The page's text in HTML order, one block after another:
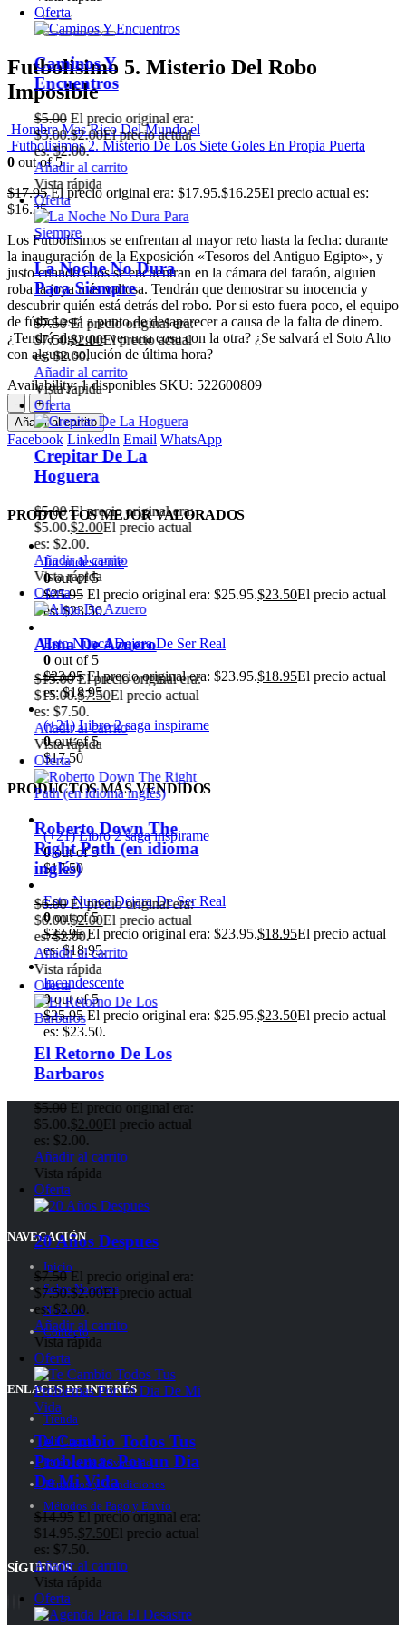
Futbolisimo 5. Misterio Del Robo
Imposible
Hombre Mas Rico Del Mundo,el
Futbolisimos 2. Misterio De Los Siete Goles En Propia Puerta
0 out of 5
$17.95 El precio original era: $17.95.$16.25El precio actual es:
$16.25.
Los Futbolísimos se enfrentan al mayor reto hasta la fecha: durante
la inauguración de la Exposición «Tesoros del Antiguo Egipto», y
justo cuando ellos se encuentran en la cámara del faraón, alguien
roba la joya más valiosa. Tendrán que demostrar su inocencia y
descubrir quién está detrás del robo. Por si esto fuera poco, el equipo
de fútbol está a punto de desaparecer a causa de la falta de dinero.
¿Tendrá algo que ver una cosa con la otra? ¿Se salvará el Soto Alto
con alguna solución de última hora?
Availability:1 disponibles SKU: 522600809
-
+
Añadir al carrito
Facebook LinkedIn Email WhatsApp
PRODUCTOS MEJOR VALORADOS
Incandescente
0out of 5
$25.95 El precio original era: $25.95.$23.50El precio actual
es: $23.50.
Esto Nunca Dejara De Ser Real
0 out of 5
$23.95 El precio original era: $23.95.$18.95El precio actual
es: $18.95.
(+21) Libro 2 saga inspirame
0out of 5
$17.50
PRODUCTOS MÁS VENDIDOS
(+21) Libro 2 saga inspirame
0out of 5
$17.50
Esto Nunca Dejara De Ser Real
0out of 5
$23.95 El precio original era: $23.95.$18.95El precio actual
es: $18.95.
Incandescente
0out of 5
$25.95 El precio original era: $25.95.$23.50El precio actual
es: $23.50.
NAVEGACIÓN
Inicio
Sobre Nosotros
Noticias
Contacto
ENLACES DE INTERÉS
Tienda
Mi Cuenta
Política de Privacidad
Términos y Condiciones
Métodos de Pago y Envío
SÍGUENOS